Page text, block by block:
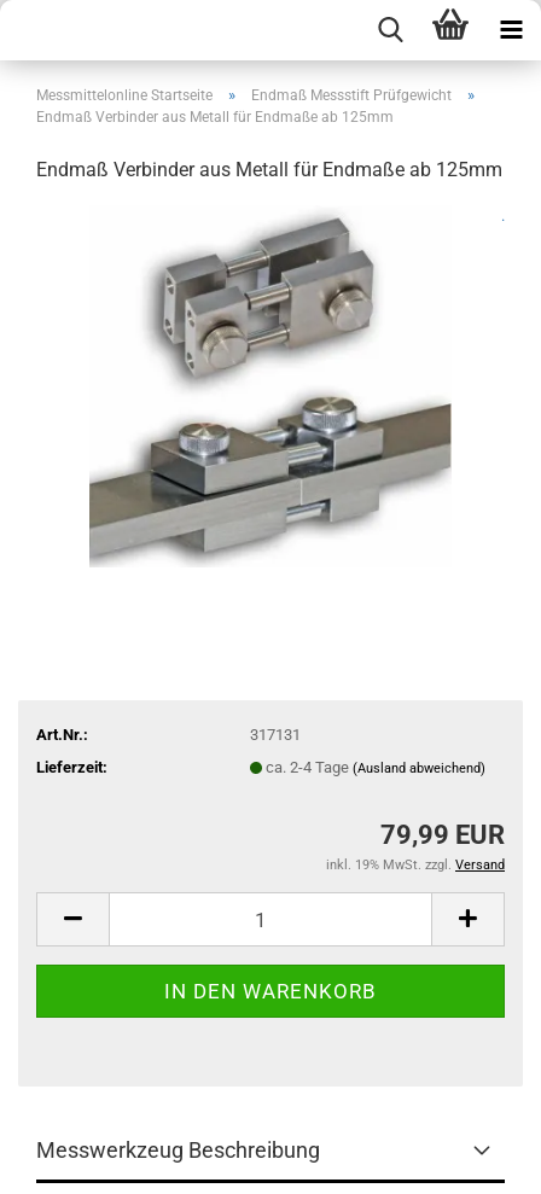
Messmittelonline Startseite » Endmaß Messstift Prüfgewicht »
Endmaß Verbinder aus Metall für Endmaße ab 125mm
Endmaß Verbinder aus Metall für Endmaße ab 125mm
.
Art.Nr.:
317131
Lieferzeit:
ca. 2-4 Tage (Ausland abweichend)
79,99 EUR
inkl. 19% MwSt. zzgl. Versand
Messwerkzeug Beschreibung